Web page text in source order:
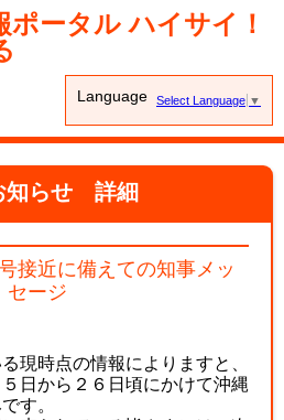
ポータル ハイサイ！
Language Select Language ▼
知らせ 詳細
接近に備えての知事メッ
セージ
現時点の情報によりますと、
日から２６日頃にかけて沖縄
す。